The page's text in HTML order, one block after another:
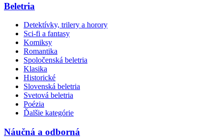
Beletria
Detektívky, trilery a horory
Sci-fi a fantasy
Komiksy
Romantika
Spoločenská beletria
Klasika
Historické
Slovenská beletria
Svetová beletria
Poézia
Ďalšie kategórie
Náučná a odborná